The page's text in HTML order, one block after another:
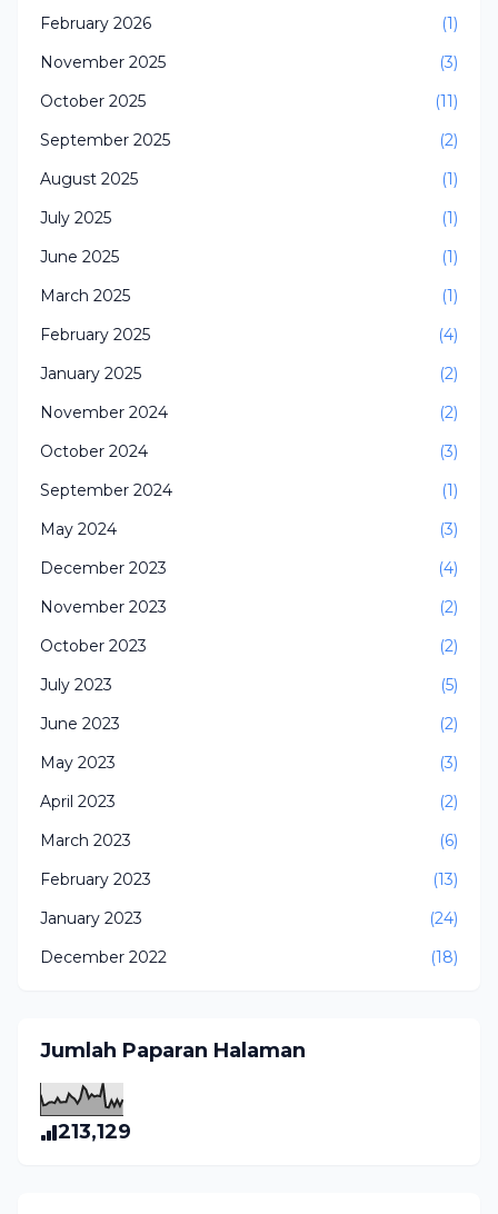
February 2026
(1)
November 2025
(3)
October 2025
(11)
September 2025
(2)
August 2025
(1)
July 2025
(1)
June 2025
(1)
March 2025
(1)
February 2025
(4)
January 2025
(2)
November 2024
(2)
October 2024
(3)
September 2024
(1)
May 2024
(3)
December 2023
(4)
November 2023
(2)
October 2023
(2)
July 2023
(5)
June 2023
(2)
May 2023
(3)
April 2023
(2)
March 2023
(6)
February 2023
(13)
January 2023
(24)
December 2022
(18)
Jumlah Paparan Halaman
213,129